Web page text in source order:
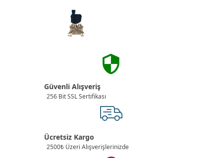
Güvenli Alışveriş
256 Bit SSL Sertifikası
Ücretsiz Kargo
2500₺ Üzeri Alışverişlerinizde